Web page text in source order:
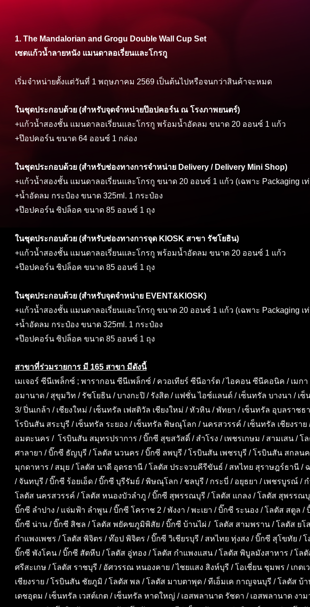
1. The Mandalorian and Grogu Double Wall Cup Set
เซตแก้วน้ำลายหนัง แมนดาลอเรี่ยนและโกรกู
เริ่มจำหน่ายตั้งแต่วันที่ 1 พฤษภาคม 2569 เป็นต้นไปหรือจนกว่าสินค้าจะหมด
ในชุดประกอบด้วย (สำหรับจุดจำหน่ายป๊อปคอร์น ณ โรงภาพยนตร์)
+แก้วน้ำสองชั้น แมนดาลอเรี่ยนและโกรกู พร้อมน้ำอัดลม ขนาด 20 ออนซ์ 1 แก้ว
+ป๊อปคอร์น ขนาด 64 ออนซ์ 1 กล่อง
ในชุดประกอบด้วย (สำหรับช่องทางการจำหน่าย Delivery / Delivery Mini Shop)
+แก้วน้ำสองชั้น แมนดาลอเรี่ยนและโกรกู ขนาด 20 ออนซ์ 1 แก้ว (เฉพาะ Packaging
+น้ำอัดลม กระป๋อง ขนาด 325ml. 1 กระป๋อง
+ป๊อปคอร์น ซิปล็อค ขนาด 85 ออนซ์ 1 ถุง
ในชุดประกอบด้วย (สำหรับช่องทางการจุด KIOSK สาขา รัชโยธิน)
+แก้วน้ำสองชั้น แมนดาลอเรี่ยนและโกรกู พร้อมน้ำอัดลม ขนาด 20 ออนซ์ 1 แก้ว
+ป๊อปคอร์น ซิปล็อค ขนาด 85 ออนซ์ 1 ถุง
ในชุดประกอบด้วย (สำหรับจุดจำหน่าย EVENT&KIOSK)
+แก้วน้ำสองชั้น แมนดาลอเรี่ยนและโกรกู ขนาด 20 ออนซ์ 1 แก้ว (เฉพาะ Packaging
+น้ำอัดลม กระป๋อง ขนาด 325ml. 1 กระป๋อง
+ป๊อปคอร์น ซิปล็อค ขนาด 85 ออนซ์ 1 ถุง
สาขาที่ร่วมรายการ มี 165 สาขา มีดังนี้
เมเจอร์ ซีนีเพล็กซ์ ; พารากอน ซีนีเพล็กซ์ / ควอเทียร์ ซีนีอาร์ต / ไอคอน ซีนีคอนิค / เมก
อมานาด / สุขุมวิท / รัชโยธิน / บางกะปิ / รังสิต / แฟชั่น ไอซ์แลนด์ / เซ็นทรัล บางนา / เซ็
3/ ปิ่นเกล้า / เชียงใหม่ / เซ็นทรัล เฟสติวัล เชียงใหม่ / หัวหิน / พัทยา / เซ็นทรัล อุบลราช
โรบินสัน สระบุรี / เซ็นทรัล ระยอง / เซ็นทรัล พิษณุโลก / นครสวรรค์ / เซ็นทรัล เชียงรา
อมตะนคร / โรบินสัน สมุทรปราการ / บิ๊กซี สุขสวัสดิ์ / สำโรง / เพชรเกษม / สามเสน /
ศาลายา / บิ๊กซี ธัญบุรี / โลตัส นวนคร / บิ๊กซี ลพบุรี / โรบินสัน เพชรบุรี / โรบินสัน สกลน
มุกดาหาร / สมุย / โลตัส นาดี อุดรธานี / โลตัส ประจวบคีรีขันธ์ / สหไทย สุราษฎร์ธานี /
/ จันทบุรี / บิ๊กซี ร้อยเอ็ด / บิ๊กซี บุรีรัมย์ / พิษณุโลก / ชลบุรี / กระบี่ / อยุธยา / เพชรบูรณ์ /
โลตัส นครสวรรค์ / โลตัส หนองบัวลำภู / บิ๊กซี สุพรรณบุรี / โลตัส แกลง / โลตัส สุพรรณ
บิ๊กซี ลำปาง / แจ่มฟ้า ลำพูน / บิ๊กซี โคราช 2 / พังงา / พะเยา / บิ๊กซี ระนอง / โลตัส สตูล
บิ๊กซี น่าน / บิ๊กซี สิชล / โลตัส พยัคฆภูมิพิสัย / บิ๊กซี บ้านไผ่ / โลตัส สามพราน / โลตัส ยโ
กำแพงเพชร / โลตัส พิจิตร / ท๊อป พิจิตร / บิ๊กซี วิเชียรบุรี / สหไทย ทุ่งสง / บิ๊กซี สุโขทัย /
บิ๊กซี พังโคน / บิ๊กซี สัตหีบ / โลตัส อู่ทอง / โลตัส กำแพงแสน / โลตัส พิบูลมังสาหาร / โล
ศรีสะเกษ / โลตัส ราชบุรี / อัศวรรณ หนองคาย / ไชยแสง สิงห์บุรี / โอเชี่ยน ชุมพร / เกต
เชียงราย / โรบินสัน ชัยภูมิ / โลตัส พล / โลตัส มาบตาพุด / ทีเอ็มเค กาญจนบุรี / โลตัส บ้
เดชอุดม / เซ็นทรัล เวสต์เกต / เซ็นทรัล หาดใหญ่ / เอสพลานาด รัชดา / เอสพลานาด งา